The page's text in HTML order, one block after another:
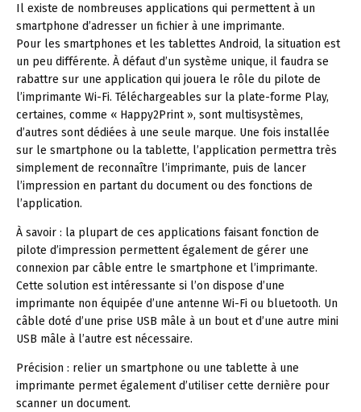
Il existe de nombreuses applications qui permettent à un
smartphone d’adresser un fichier à une imprimante.
Pour les smartphones et les tablettes Android, la situation est
un peu différente. À défaut d’un système unique, il faudra se
rabattre sur une application qui jouera le rôle du pilote de
l’imprimante Wi-Fi. Téléchargeables sur la plate-forme Play,
certaines, comme « Happy2Print », sont multisystèmes,
d’autres sont dédiées à une seule marque. Une fois installée
sur le smartphone ou la tablette, l’application permettra très
simplement de reconnaître l’imprimante, puis de lancer
l’impression en partant du document ou des fonctions de
l’application.
À savoir : la plupart de ces applications faisant fonction de
pilote d’impression permettent également de gérer une
connexion par câble entre le smartphone et l’imprimante.
Cette solution est intéressante si l’on dispose d’une
imprimante non équipée d’une antenne Wi-Fi ou bluetooth. Un
câble doté d’une prise USB mâle à un bout et d’une autre mini
USB mâle à l’autre est nécessaire.
Précision : relier un smartphone ou une tablette à une
imprimante permet également d’utiliser cette dernière pour
scanner un document.